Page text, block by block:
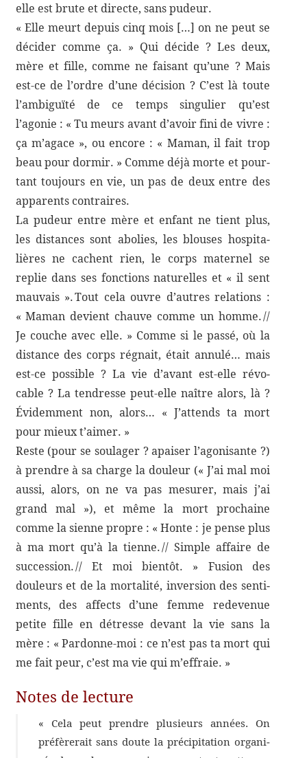
elle est brute et directe, sans pudeur.
« Elle meurt depuis cinq mois […] on ne peut se
déci­der comme ça. » Qui décide ? Les deux,
mère et fille, comme ne faisant qu’une ? Mais
est-​ce de l’ordre d’une déci­sion ? C’est là toute
l’ambiguïté de ce temps singu­lier qu’est
l’agonie : « Tu meurs avant d’avoir fini de vivre :
ça m’agace », ou encore : « Maman, il fait trop
beau pour dormir. » Comme déjà morte et pour­
tant toujours en vie, un pas de deux entre des
appa­rents contraires.
La pudeur entre mère et enfant ne tient plus,
les distances sont abolies, les blouses hospi­ta­
lières ne cachent rien, le corps mater­nel se
replie dans ses fonc­tions natu­relles et « il sent
mauvais ». Tout cela ouvre d’autres rela­tions :
« Maman devient chauve comme un homme. //
Je couche avec elle. » Comme si le passé, où la
distance des corps régnait, était annulé… mais
est-​ce possible ? La vie d’avant est-​elle révo­
cable ? La tendresse peut-​elle naître alors, là ?
Évidem­ment non, alors… « J’attends ta mort
pour mieux t’aimer. »
Reste (pour se soula­ger ? apai­ser l’agonisante ?)
à prendre à sa charge la douleur (« J’ai mal moi
aussi, alors, on ne va pas mesu­rer, mais j’ai
grand mal »), et même la mort prochaine
comme la sienne propre : « Honte : je pense plus
à ma mort qu’à la tienne. // Simple affaire de
succes­sion. // Et moi bien­tôt. » Fusion des
douleurs et de la morta­lité, inver­sion des senti­
ments, des affects d’une femme rede­ve­nue
petite fille en détresse devant la vie sans la
mère : « Pardonne-​moi : ce n’est pas ta mort qui
me fait peur, c’est ma vie qui m’effraie. »
Notes de lecture
« Cela peut prendre plusieurs années. On
préfè­re­rait sans doute la préci­pi­ta­tion orga­ni­